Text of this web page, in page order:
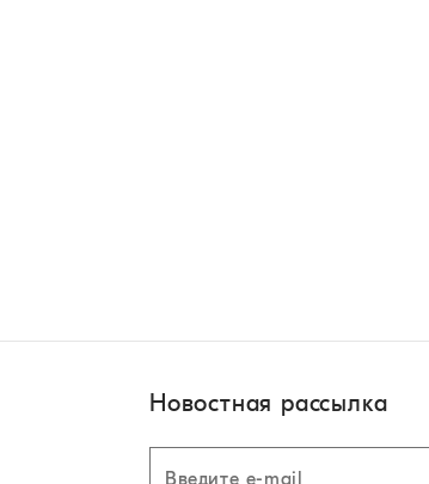
Новостная рассылка